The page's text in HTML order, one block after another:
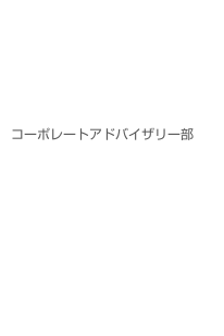
ーポレートアドバイザリー部